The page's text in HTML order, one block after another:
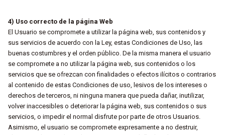
4) Uso correcto de la página Web
El Usuario se compromete a utilizar la página web, sus contenidos y
sus servicios de acuerdo con la Ley, estas Condiciones de Uso, las
buenas costumbres y el orden público. De la misma manera el usuario
se compromete a no utilizar la página web, sus contenidos o los
servicios que se ofrezcan con finalidades o efectos ilícitos o contrarios
al contenido de estas Condiciones de uso, lesivos de los intereses o
derechos de terceros, ni ninguna manera que pueda dañar, inutilizar,
volver inaccesibles o deteriorar la página web, sus contenidos o sus
servicios, o impedir el normal disfrute por parte de otros Usuarios.
Asimismo, el usuario se compromete expresamente a no destruir,